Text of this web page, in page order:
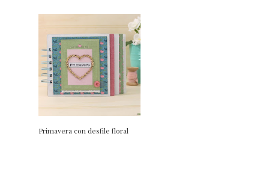
Primavera con desfile floral